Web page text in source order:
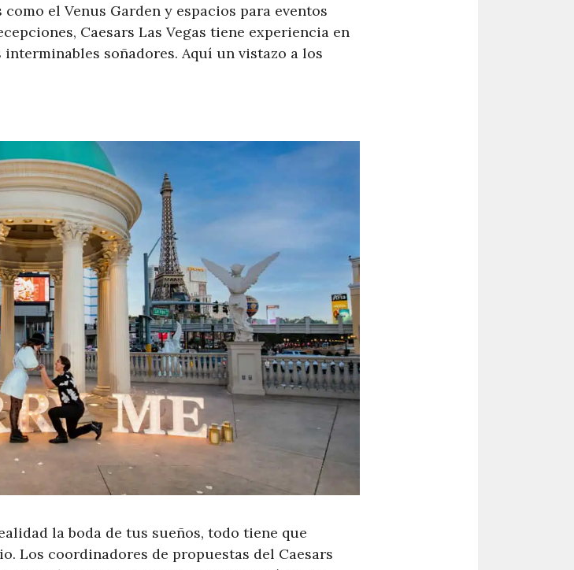
el Venus Garden y espacios para eventos
Caesars Las Vegas tiene experiencia en
soñadores. Aquí un vistazo a los
la boda de tus sueños, todo tiene que
Los coordinadores de propuestas del Caesars